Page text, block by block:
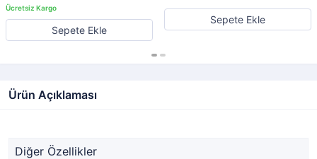
Sepete Ekle
Sepete Ekle
Ürün Açıklaması
Diğer Özellikler